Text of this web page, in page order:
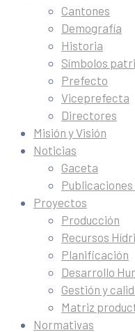
Cantones
Demografía
Historia
Símbolos
Prefecto
Viceprefecta
Directores
Misión y Visión
Noticias
Gaceta
Proyectos
Producción
Recursos
Planificación
Desarrollo
Gestión y
Matriz
Normativas